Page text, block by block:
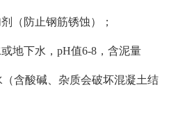
（防止钢筋锈蚀）；
下水，pH值6-8，含泥量
含酸碱、杂质会破坏混凝土结